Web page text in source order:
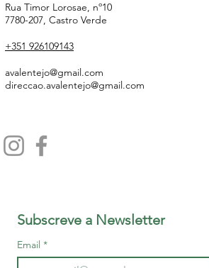
Rua Timor Lorosae, nº10
7780-207, Castro Verde
+351 926109143
avalentejo@gmail.com
direccao.avalentejo@gmail.com
Subscreve a Newsletter
Email *